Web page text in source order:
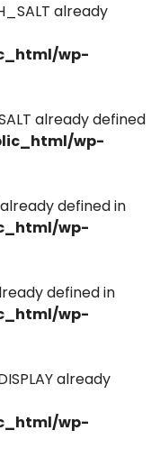
already
wp-
already defined
wp-
defined in
wp-
defined in
wp-
already
wp-